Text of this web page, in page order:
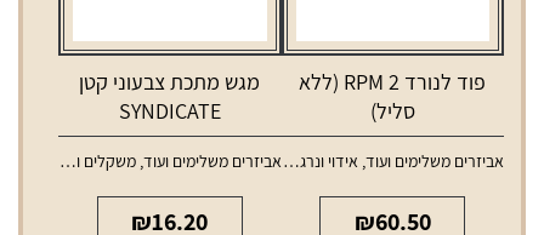
פוד לנורד 2 RPM (ללא
סליל)
אביזרים משלימים ועוד, אידוי ונרגילות ,טנקים ופודים למכשירי אידוי
₪60.50
מגש מתכת צבעוני קטן
SYNDICATE
אביזרים משלימים ועוד,משקלים ומגשים
₪16.20